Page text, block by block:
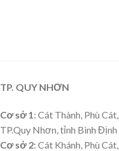
TP. QUY NHƠN
Cơ sở 1: Cát Thành, Phù Cát,
TP.Quy Nhơn, tỉnh Bình Định
Cơ sở 2: Cát Khánh, Phù Cát,